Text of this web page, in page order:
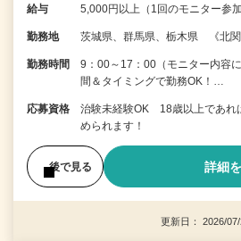
給与 5,000円以上（1回のモニター
勤務地 茨城県、群馬県、栃木県 《北関
勤務時間
9：00～17：00（モニター内容
間＆タイミングで勤務OK！…
応募資格
治験未経験OK 18歳以上であれ
められます！
後で見る 詳細
更新日： 2026/